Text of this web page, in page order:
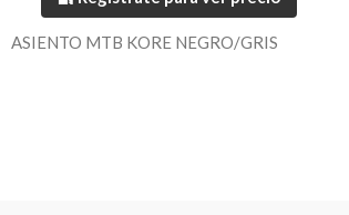
ASIENTO MTB KORE NEGRO/GRIS